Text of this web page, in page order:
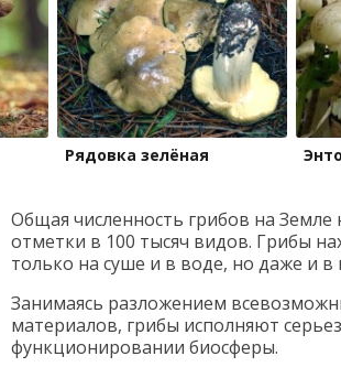
Рядовка зелёная
Общая численность грибов на Земле
отметки в 100 тысяч видов. Грибы
только на суше и в воде, но даже и в
Занимаясь разложением
материалов, грибы исполняют
функционировании биосферы.